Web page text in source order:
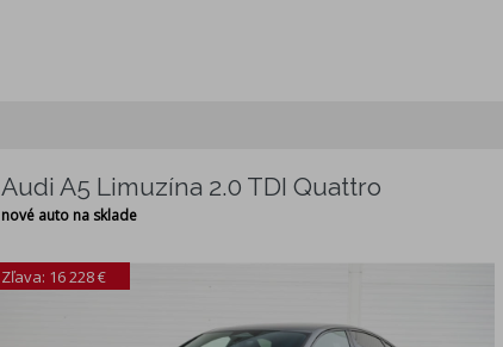
Audi A5 Limuzína 2.0 TDI Quattro
nové auto na sklade
Zľava: 16 228 €